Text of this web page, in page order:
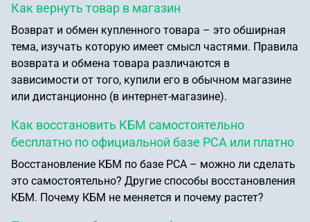
Как вернуть товар в магазин
Возврат и обмен купленного товара – это обширная
тема, изучать которую имеет смысл частями. Правила
возврата и обмена товара различаются в
зависимости от того, купили его в обычном магазине
или дистанционно (в интернет-магазине).
Как восстановить КБМ самостоятельно
бесплатно по официальной базе РСА или платно
Восстановление КБМ по базе РСА – можно ли сделать
это самостоятельно? Другие способы восстановления
КБМ. Почему КБМ не меняется и почему растет?